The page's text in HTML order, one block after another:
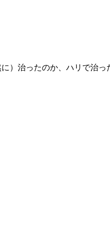
治ったのか、ハリで治っ